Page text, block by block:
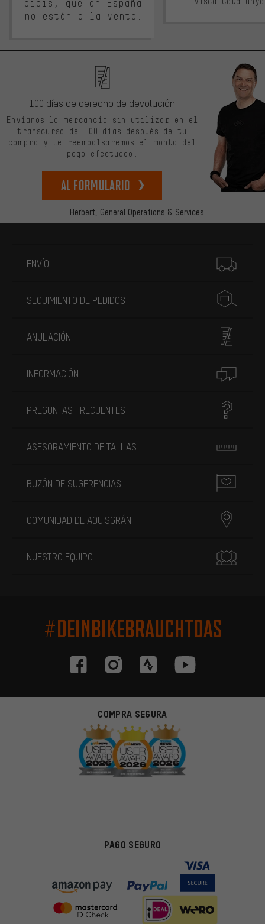
bicis, que en España
no están a la venta.
Herbert, General Operations & Services
100 días de derecho de devolución
Envíanos la mercancía sin utilizar en el
transcurso de 100 días después de tu
compra y te reembolsaremos el monto del
pago efectuado.
Al formulario
ENVÍO
SEGUIMIENTO DE PEDIDOS
ANULACIÓN
INFORMACIÓN
PREGUNTAS FRECUENTES
ASESORAMIENTO DE TALLAS
BUZÓN DE SUGERENCIAS
COMUNIDAD DE AQUISGRÁN
NUESTRO EQUIPO
#DEINBIKEBRAUCHTDAS
COMPRA SEGURA
PAGO SEGURO